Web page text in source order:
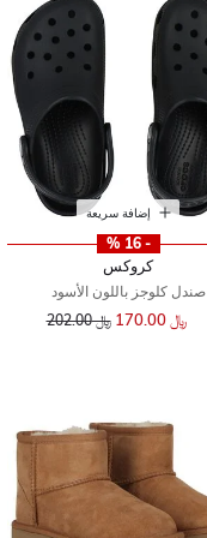
إضافة سريعة
- 16 %
كروكس
صندل كلوجز باللون الأسود
﷼ 170.00 سعر مخفض من
﷼ 202.00 إلى